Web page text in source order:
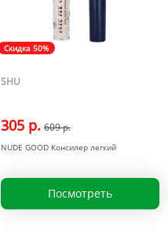
Скидка 50%
SHU
305 р. 609 р.
NUDE GOOD Консилер легкий
Посмотреть